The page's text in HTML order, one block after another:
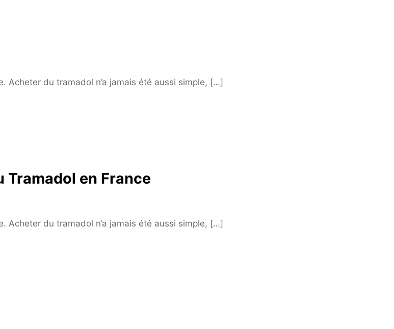
Acheter du tramadol n’a jamais été aussi simple, […]
Tramadol en France
Acheter du tramadol n’a jamais été aussi simple, […]